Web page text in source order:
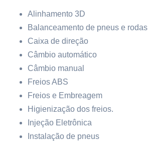
Alinhamento 3D
Balanceamento de pneus e rodas
Caixa de direção
Câmbio automático
Câmbio manual
Freios ABS
Freios e Embreagem
Higienização dos freios.
Injeção Eletrônica
Instalação de pneus